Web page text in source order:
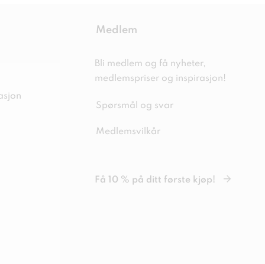
Medlem
Bli medlem og få nyheter,
medlemspriser og inspirasjon!
Spørsmål og svar
Medlemsvilkår
Få 10 % på ditt første kjøp!